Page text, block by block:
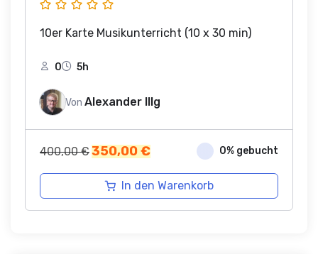
10er Karte Musikunterricht (10 x 30 min)
0 5h
Von Alexander Illg
400,00€Ursprünglicher
war:
400,00 €
350,00€Aktueller
ist:
350,00 €.
0% gebucht
In den Warenkorb